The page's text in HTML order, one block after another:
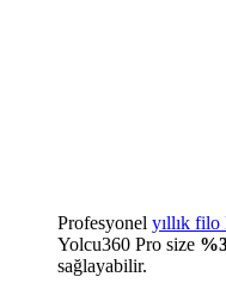
Profesyonel yıllık filo
Yolcu360 Pro size
sağlayabilir.